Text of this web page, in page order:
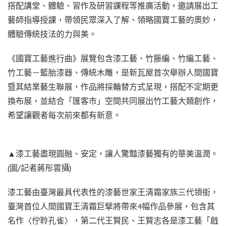
搭配講堂、體驗、習作及研習課程等推廣活動，邀請展出工
藝師指導授課，帶領民眾深入了解、領略國寶工藝的奧妙，
體驗傳統技法的力與美。
《國寶工藝進行曲》展覽包含漆工藝、竹籐編、竹編工藝、
竹工藝－籃胎漆器、傳統木雕，是新瓦屋首次舉辦人間國寶
暨其結業藝生聯展，作品將採輪替方式呈現，搭配不定期更
換布展，並結合「匯客市」空間共同展出竹工藝大類創作，
希望讓觀者每次前來都有新意。
▲漆工藝盡現圓融、安定，讓人驚豔漆藝獨有的華美溫潤。
(圖/記者蔣彤雲攝)
漆工藝由臺灣最具代表性的漆藝世家王清霜家族三代領銜，
臺灣首位人間國寶王清霜巨擘將帶來4幅作品參展，包含其
名作〈佇聆孔雀〉，第二代王賢民、王賢志各是漆工藝「戧